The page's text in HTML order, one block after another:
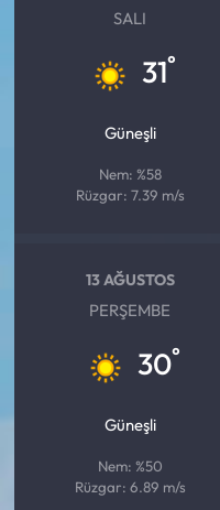
SALI
31°
Güneşli
Nem: %58
Rüzgar: 7.39 m/s
13 AĞUSTOS
PERŞEMBE
30°
Güneşli
Nem: %50
Rüzgar: 6.89 m/s